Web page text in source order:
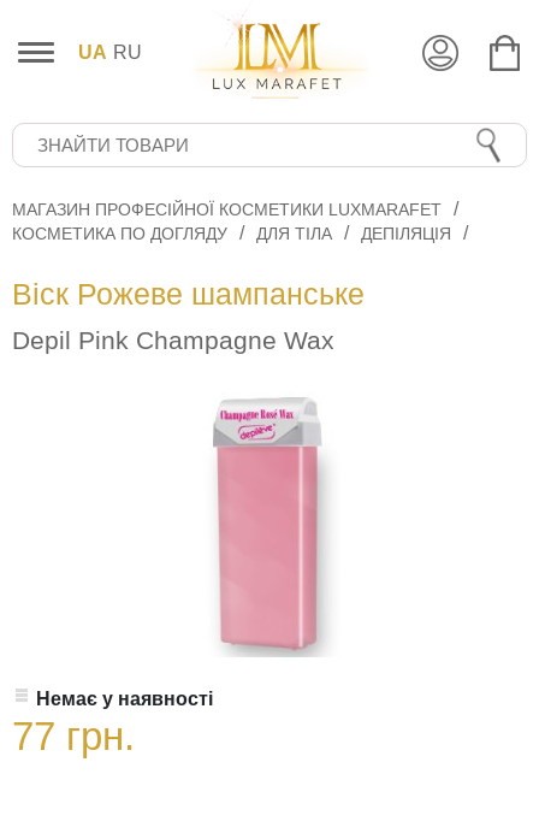
UA RU
МАГАЗИН ПРОФЕСІЙНОЇ КОСМЕТИКИ LUXMARAFET
КОСМЕТИКА ПО ДОГЛЯДУ
ДЛЯ ТІЛА ДЕПІЛЯЦІЯ
Віск Рожеве шампанське
Depil Pink Champagne Wax
Немає у наявності
77 грн.